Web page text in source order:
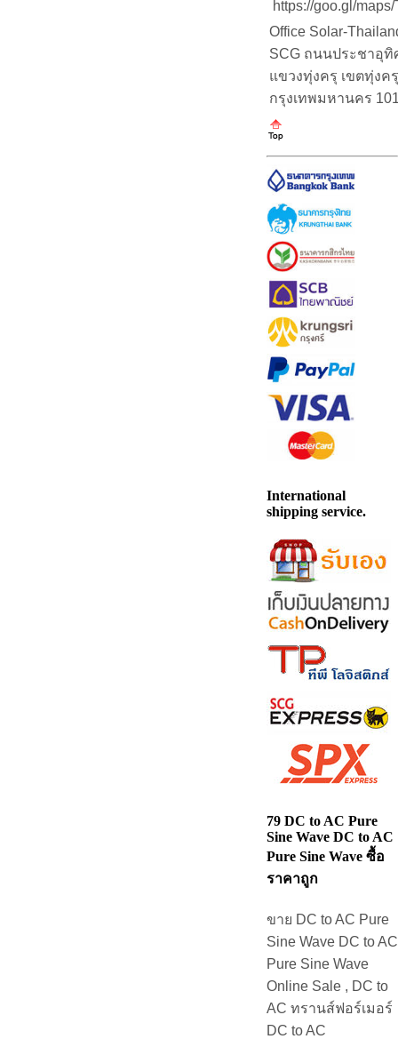
https://goo.gl/
Office Solar-
SCG ถนนประชาอุทิ
แขวงทุ่งครุ เขตทุ่งครุ
กรุงเทพมหานคร
International
shipping service.
79 DC to AC Pure
Sine Wave DC to AC
Pure Sine Wave ซื้อ
ราคาถูก
ขาย DC to AC Pure
Sine Wave DC to AC
Pure Sine Wave
Online Sale , DC to
AC ทรานส์ฟอร์เมอร์
DC to AC